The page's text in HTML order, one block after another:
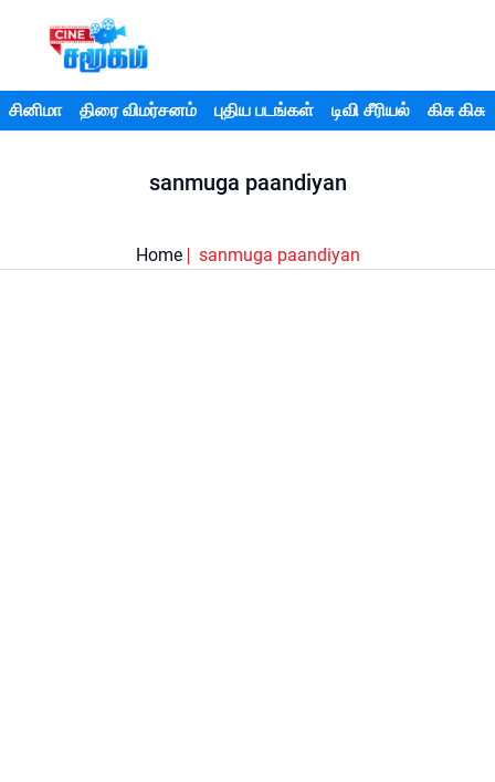
சினிமா திரை விமர்சனம் புதிய படங்கள் டிவி சீரியல் கிசு கிசு
sanmuga paandiyan
Home sanmuga paandiyan